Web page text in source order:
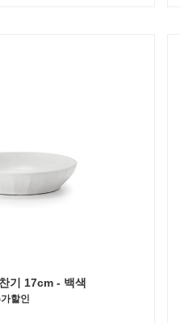
기 17cm - 백색
할인